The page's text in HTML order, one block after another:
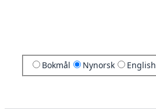
Bokmål Nynorsk English